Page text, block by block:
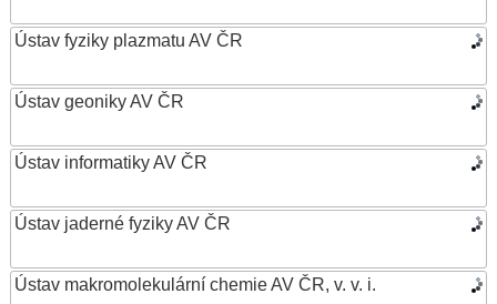
Ústav fyziky plazmatu AV ČR
Ústav geoniky AV ČR
Ústav informatiky AV ČR
Ústav jaderné fyziky AV ČR
Ústav makromolekulární chemie AV ČR, v. v. i.